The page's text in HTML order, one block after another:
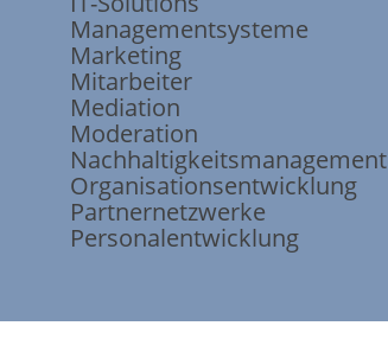
Managementsysteme
Marketing
Mitarbeiter
Mediation
Moderation
Nachhaltigkeitsmanagement
Organisationsentwicklung
Partnernetzwerke
Personalentwicklung